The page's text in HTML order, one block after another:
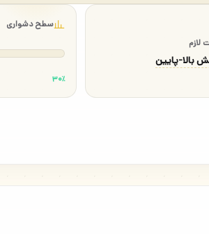
لازم
بالا-پایین
سطح دشواری
۳۰٪